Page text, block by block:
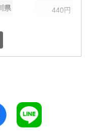
県 440円